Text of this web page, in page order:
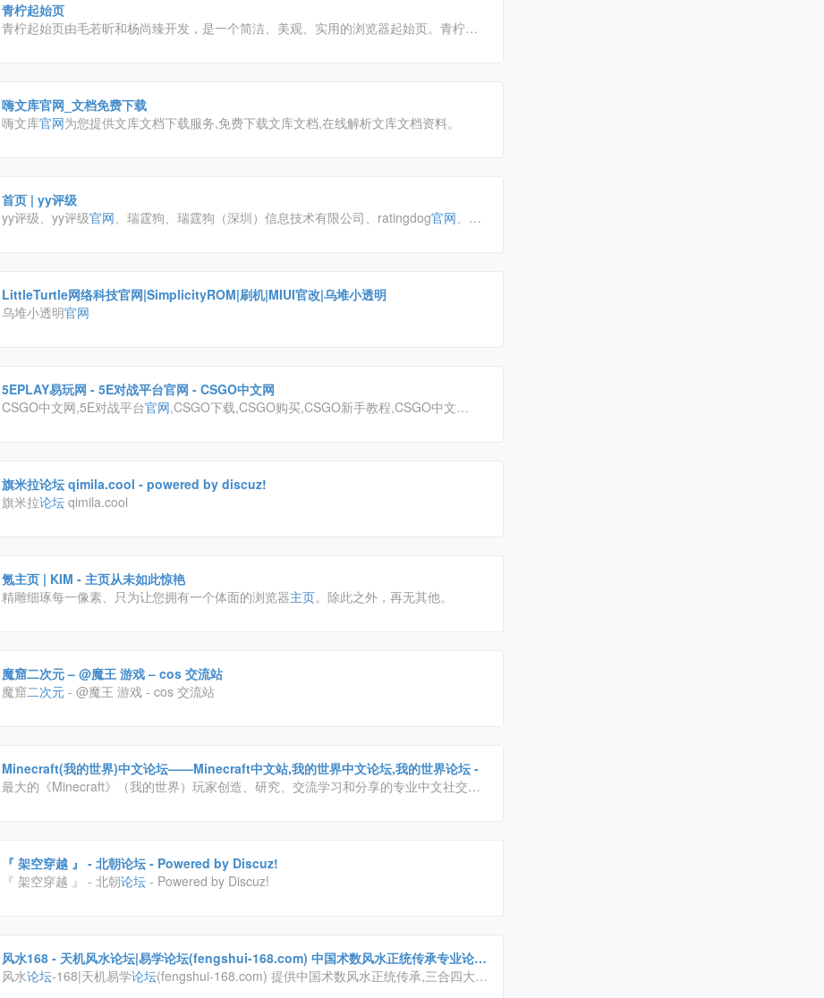
青柠起始页
青柠起始页由毛若昕和杨尚臻开发，是一个简洁、美观、实用的浏览器起始页。青柠起
喜好对青柠起始页进行高度自定义，让您的网上冲浪体验更加舒心。
嗨文库官网_文档免费下载
嗨文库官网为您提供文库文档下载服务,免费下载文库文档,在线解析文库文档资料。
首页 | yy评级
yy评级、yy评级官网、瑞霆狗、瑞霆狗（深圳）信息技术有限公司、ratingdog官网、
LittleTurtle网络科技官网|SimplicityROM|刷机|MIUI官改|乌堆小透明
乌堆小透明官网
5EPLAY易玩网 - 5E对战平台官网 - CSGO中文网
CSGO中文网,5E对战平台官网,CSGO下载,CSGO购买,CSGO新手教程,CSGO中文
旗米拉论坛 qimila.cool - powered by discuz!
旗米拉论坛qimila.cool
氪主页 | KIM - 主页从未如此惊艳
精雕细琢每一像素、只为让您拥有一个体面的浏览器主页。除此之外，再无其他。
魔窟二次元 – @魔王 游戏 – cos 交流站
魔窟二次元 - @魔王 游戏 - cos 交流站
Minecraft(我的世界)中文论坛——Minecraft中文站,我的世界中文论坛,我的世界论坛 -
最大的《Minecraft》（我的世界）玩家创造、研究、交流学习和分享的专业中文社交平
的世界最新的资讯，与其他人一起交流你的游戏心得。想了解我的世界怎么玩？在这里
你可以找到各路高手分享的游戏心得与教程。
『 架空穿越 』 - 北朝论坛 - Powered by Discuz!
『 架空穿越 』 - 北朝论坛 - Powered by Discuz!
风水168 - 天机风水论坛|易学论坛(fengshui-168.com) 中国术数风水正统传承专业论坛
- powered by discuz!
风水论坛-168|天机易学论坛(fengshui-168.com) 提供中国术数风水正统传承,三合四大